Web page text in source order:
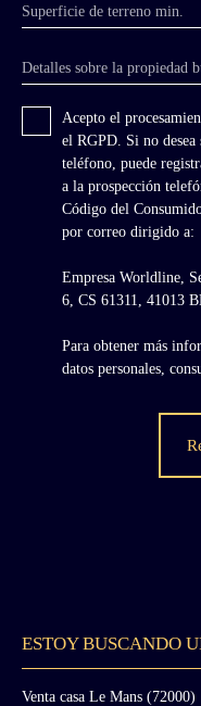
has now
finely cut pale
through its
chateau
facing the
ideally oriented
is bathed in
Superficie de terreno min.
Detalles sobre la propiedad
Acepto el
el RGPD. Si no
teléfono, puede
a la prospección
Código del
por correo dirigido a:
Empresa Worldline,
6, CS 61311, 41013
Para obtener más
datos personales,
ESTOY BUSCANDO
Venta casa Le Mans (72000)